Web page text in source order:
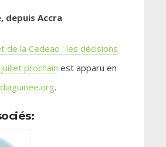
depuis Accra
de la Cedeao : les décisions
prochain est apparu en
.